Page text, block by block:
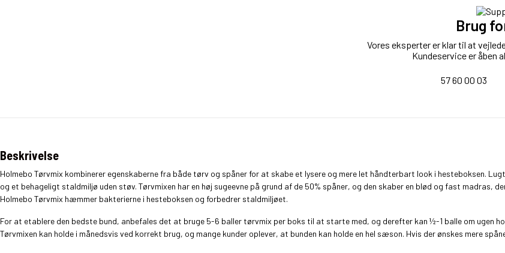
Brug
Vores eksperter er klar til at
Kundeservice er åben
57 60 00 03
Beskrivelse
Holmebo Tørvmix kombinerer egenskaberne fra både tørv og spåner for at skabe et lysere og mere let håndterbart look i hesteboksen.
og et behageligt staldmiljø uden støv. Tørvmixen har en høj sugeevne på grund af de 50% spåner, og den skaber en blød og fast madras,
Holmebo Tørvmix hæmmer bakterierne i hesteboksen og forbedrer staldmiljøet.
For at etablere den bedste bund, anbefales det at bruge 5-6 baller tørvmix per boks til at starte med, og derefter kan ½-1 balle om ugen
Tørvmixen kan holde i månedsvis ved korrekt brug, og mange kunder oplever, at bunden kan holde en hel sæson. Hvis der ønskes mere